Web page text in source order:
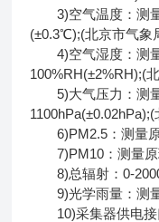
3)空气温度：测
(±0.3℃);(北京市气象
4)空气湿度：测量
100%RH(±2%RH);(
5)大气压力：测量
6)PM2.5：测量原
7)PM10：测量原
8)总辐射：0-
9)光学雨量：测量
10)采集器供电接